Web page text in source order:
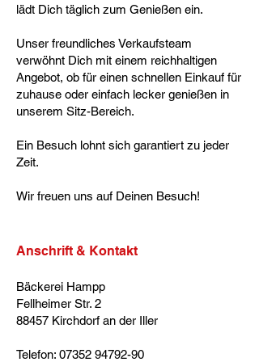
lädt Dich täglich zum Genießen ein.
Unser freundliches Verkaufsteam
verwöhnt Dich mit einem reichhaltigen
Angebot, ob für einen schnellen Einkauf für
zuhause oder einfach lecker genießen in
unserem Sitz-Bereich.
Ein Besuch lohnt sich garantiert zu jeder
Zeit.
Wir freuen uns auf Deinen Besuch!
Anschrift & Kontakt
Bäckerei Hampp
Fellheimer Str. 2
88457 Kirchdorf an der Iller
Telefon: 07352 94792-90